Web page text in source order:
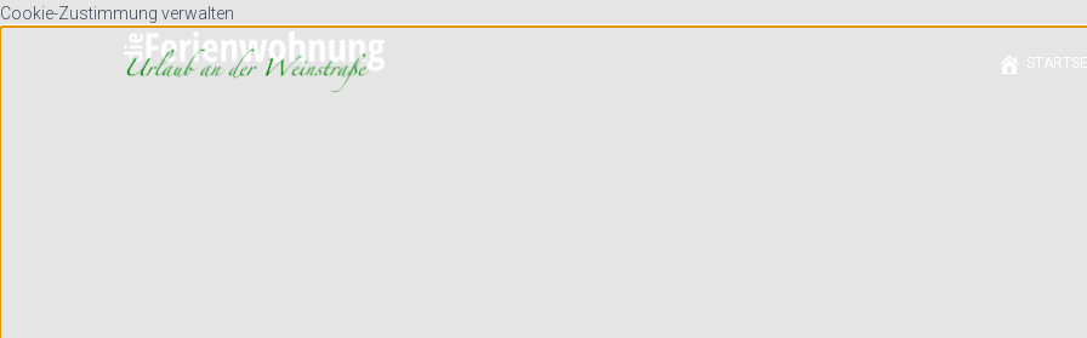
Cookie-Zustimmung verwalten